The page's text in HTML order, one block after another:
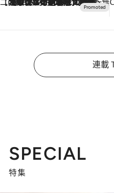
連載
SPECIAL
特集